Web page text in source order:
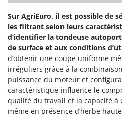
T
Taille-haies
Taille-haies à bras pour
Tarières
Tondeuses à Gazon
Tondeuses autoportées
Tondeuses
Trancheuses
Keter
KitchenAid
Komo
L
Laica
Lampacrescia - MGM
Landxcape
LAR Casalinghi
Sur AgriEuro, il est possible de
les filtrant selon leurs
d’identifier la tondeuse
de surface et aux conditions
d’obtenir une coupe uniforme
irréguliers grâce à la
puissance du moteur et
caractéristique influence le
qualité du travail et la capacité à
même en présence d’herbe